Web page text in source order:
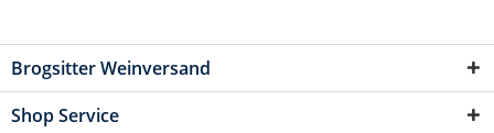
Brogsitter Weinversand
Shop Service